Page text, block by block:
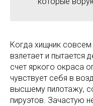
Когда хищник
взлетает и пытается
счет яркого окраса
чувствует себя в
высшему пилотажу,
пируэтов. Зачастую